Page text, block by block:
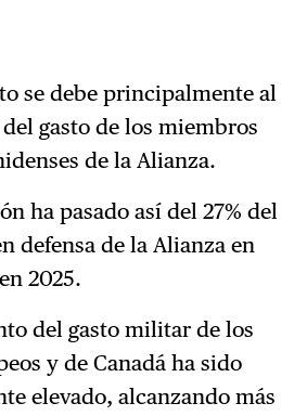
se debe principalmente al
gasto de los miembros
de la Alianza.
ha pasado así del 27% del
defensa de la Alianza en
2025.
del gasto militar de los
y de Canadá ha sido
elevado, alcanzando más